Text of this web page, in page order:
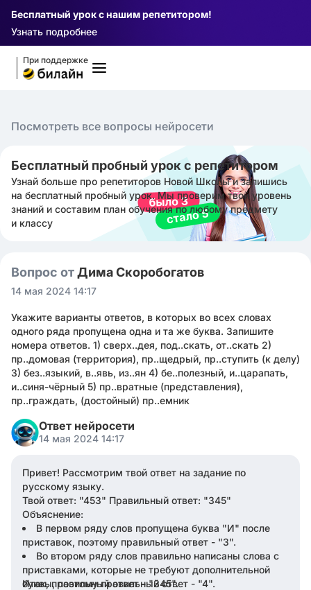
Бесплатный урок с нашим репетитором!
Узнать подробнее
При поддержке
Посмотреть все вопросы нейросети
Бесплатный пробный урок с репетитором
Узнай больше про репетиторов Новой Школы и запишись
на бесплатный пробный урок. Мы проверим твой уровень
знаний и составим план обучения по любому предмету
и классу
Вопрос отДима Скоробогатов
14 мая 2024 14:17
Укажите варианты ответов, в которых во всех словах
одного ряда пропущена одна и та же буква. Запишите
номера ответов. 1) сверх..дея, под..скать, от..скать 2)
пр..домовая (территория), пр..щедрый, пр..ступить (к делу)
3) без..языкий, в..явь, из..ян 4) бе..полезный, и..царапать,
и..синя-чёрный 5) пр..вратные (представления),
пр..граждать, (достойный) пр..емник
Ответ нейросети
14 мая 2024 14:17
Привет! Рассмотрим твой ответ на задание по
русскому языку.
Твой ответ: "453" Правильный ответ: "345"
Объяснение:
В первом ряду слов пропущена буква "И" после
приставок, поэтому правильный ответ - "3".
Во втором ряду слов правильно написаны слова с
приставками, которые не требуют дополнительной
буквы, поэтому правильный ответ - "4".
Итак, правильный ответ - "345".